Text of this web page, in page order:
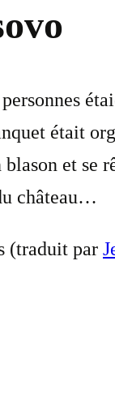
était
et se
château…
(traduit par